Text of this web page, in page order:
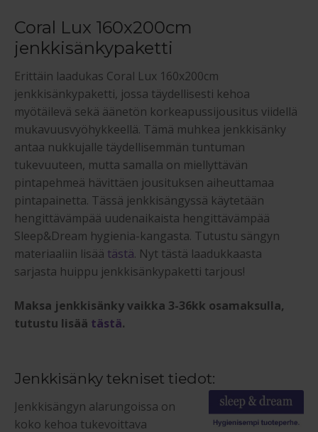
Coral Lux 160x200cm
jenkkisänkypaketti
Erittäin laadukas Coral Lux 160x200cm
jenkkisänkypaketti, jossa täydellisesti kehoa
myötäilevä sekä äänetön korkeapussijousitus viidellä
mukavuusvyöhykkeellä. Tämä muhkea jenkkisänky
antaa nukkujalle täydellisemmän tuntuman
tukevuuteen, mutta samalla on miellyttävän
pintapehmeä hävittäen jousituksen aiheuttamaa
pintapainetta. Tässä jenkkisängyssä käytetään
hengittävämpää uudenaikaista hengittävämpää
Sleep&Dream hygienia-kangasta. Tutustu sängyn
materiaaliin lisää tästä. Nyt tästä laadukkaasta
sarjasta huippu jenkkisänkypaketti tarjous!
Maksa jenkkisänky vaikka 3-36kk osamaksulla,
tutustu lisää tästä.
Jenkkisänky tekniset tiedot:
Jenkkisängyn alarungoissa on
koko kehoa tukevoittava